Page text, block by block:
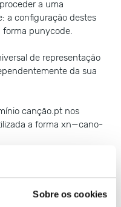
Sobre os cookies
a uma
a configuração destes
forma punycode.
de representação
da sua
canção.pt nos
a forma xn—cano-
os caracteres
(`) acento
circunflexo e (~) til. Estes